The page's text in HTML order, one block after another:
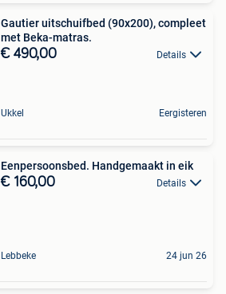
Gautier uitschuifbed (90x200), compleet
met Beka-matras.
€ 490,00 Details
Ukkel Eergisteren
Eenpersoonsbed. Handgemaakt in eik
€ 160,00 Details
Lebbeke 24 jun 26